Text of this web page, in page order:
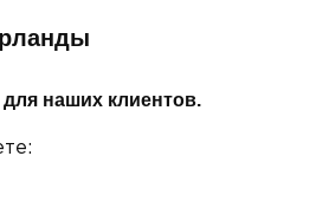
наших клиентов.